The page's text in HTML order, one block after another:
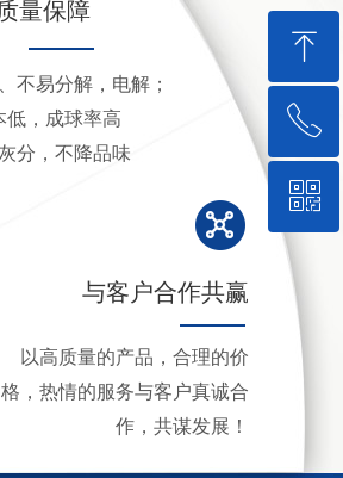
质量保障
不易分解，电解；
低，成球率高
分，不降品味
以高质量的产品，合理的价
格，热情的服务与客户真诚合
作，共谋发展！
与客户合作共赢
ꁸ
回到顶部
ꂅ
15720188222
ꀥ
微信二维码